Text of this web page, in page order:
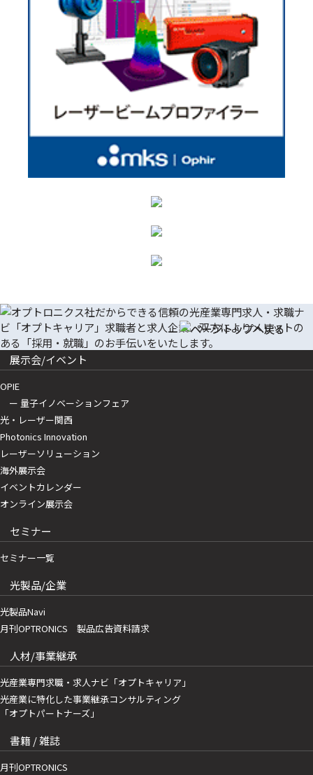
展示会/イベント
OPIE
ー 量子イノベーションフェア
光・レーザー関西
Photonics Innovation
レーザーソリューション
海外展示会
イベントカレンダー
オンライン展示会
セミナー
セミナー一覧
光製品/企業
光製品Navi
月刊OPTRONICS 製品広告資料請求
人材/事業継承
光産業専門求職・求人ナビ「オプトキャリア」
光産業に特化した事業継承コンサルティング
「オプトパートナーズ」
書籍 / 雑誌
月刊OPTRONICS